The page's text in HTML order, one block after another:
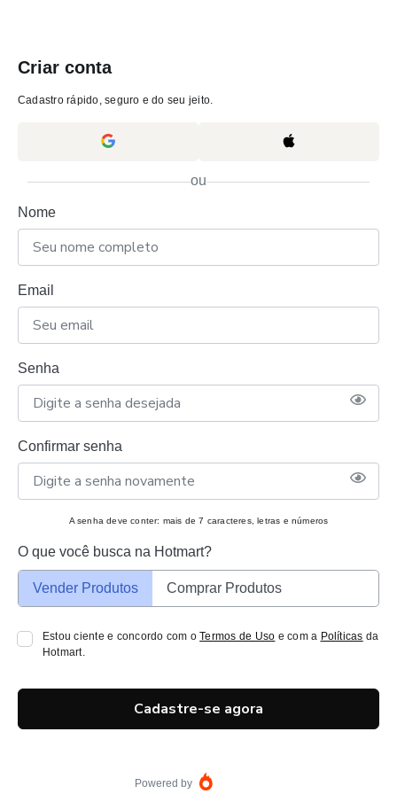
Criar conta
Cadastro rápido, seguro e do seu jeito.
ou
Nome
Email
Senha
Confirmar senha
A senha deve conter: mais de 7 caracteres, letras e números
O que você busca na Hotmart?
Vender Produtos Comprar Produtos
Estou ciente e concordo com oTermos de Uso e com a Políticas da
Hotmart.
Cadastre-se agora
Powered by